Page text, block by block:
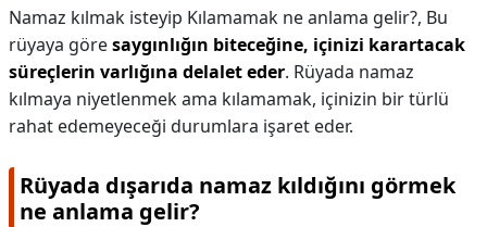
Namaz kılmak isteyip Kılamamak ne anlama gelir?, Bu
rüyaya göresaygınlığın biteceğine, içinizi karartacak
süreçlerin varlığına delalet eder. Rüyada namaz
kılmaya niyetlenmek ama kılamamak, içinizin bir türlü
rahat edemeyeceği durumlara işaret eder.
Rüyada dışarıda namaz kıldığını görmek
ne anlama gelir?